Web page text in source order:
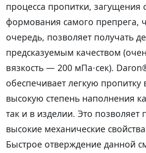
процесса пропитки, загущения
формования самого препрега,
очередь, позволяет получать
предсказуемым качеством
вязкость — 200 мПа⋅сек).
обеспечивает легкую пропитку
высокую степень наполнения
так и в изделии. Это позволяет
высокие механические
Быстрое отверждение данной